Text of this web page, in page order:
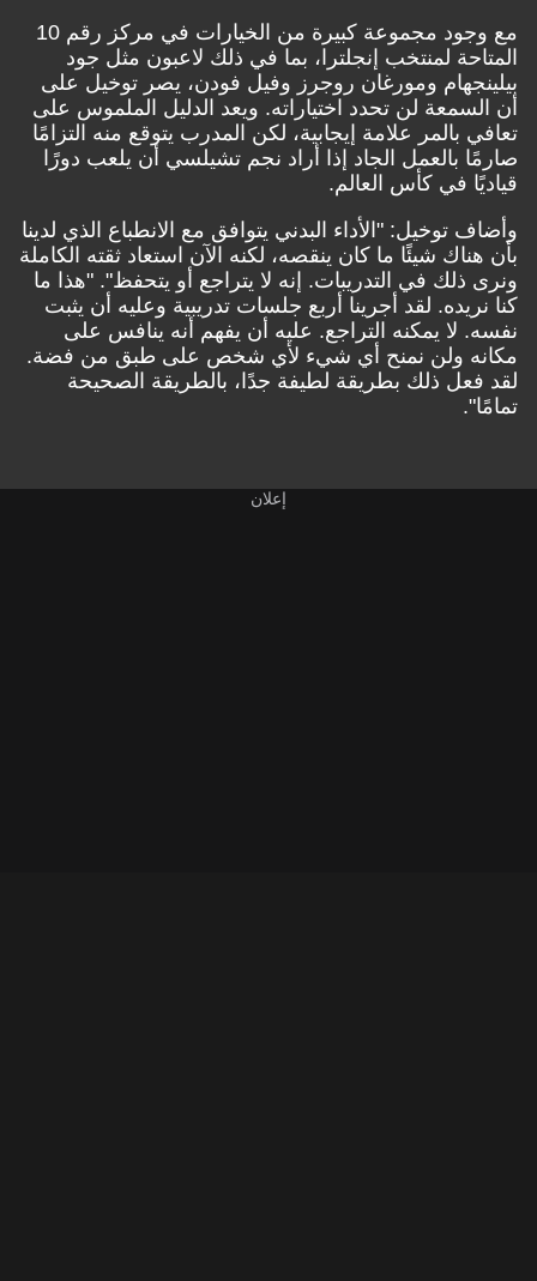
مع وجود مجموعة كبيرة من الخيارات في مركز رقم 10
المتاحة لمنتخب إنجلترا، بما في ذلك لاعبون مثل جود
بيلينجهام ومورغان روجرز وفيل فودن، يصر توخيل على
أن السمعة لن تحدد اختياراته. ويعد الدليل الملموس على
تعافي بالمر علامة إيجابية، لكن المدرب يتوقع منه التزامًا
صارمًا بالعمل الجاد إذا أراد نجم تشيلسي أن يلعب دورًا
قياديًا في كأس العالم.
وأضاف توخيل: "الأداء البدني يتوافق مع الانطباع الذي لدينا
بأن هناك شيئًا ما كان ينقصه، لكنه الآن استعاد ثقته الكاملة
ونرى ذلك في التدريبات. إنه لا يتراجع أو يتحفظ". "هذا ما
كنا نريده. لقد أجرينا أربع جلسات تدريبية وعليه أن يثبت
نفسه. لا يمكنه التراجع. عليه أن يفهم أنه ينافس على
مكانه ولن نمنح أي شيء لأي شخص على طبق من فضة.
لقد فعل ذلك بطريقة لطيفة جدًا، بالطريقة الصحيحة
تمامًا".